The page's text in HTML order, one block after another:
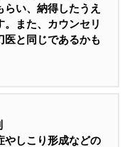
い、納得したうえ
また、カウンセリ
医と同じであるかも
やしこり形成などの